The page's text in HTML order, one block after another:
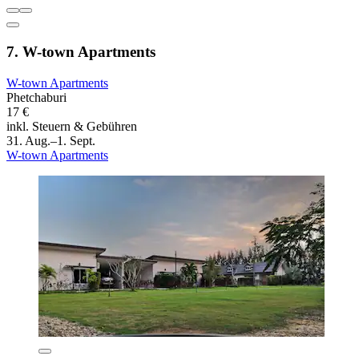
7. W-town Apartments
W-town Apartments
Phetchaburi
17 €
inkl. Steuern & Gebühren
31. Aug.–1. Sept.
W-town Apartments